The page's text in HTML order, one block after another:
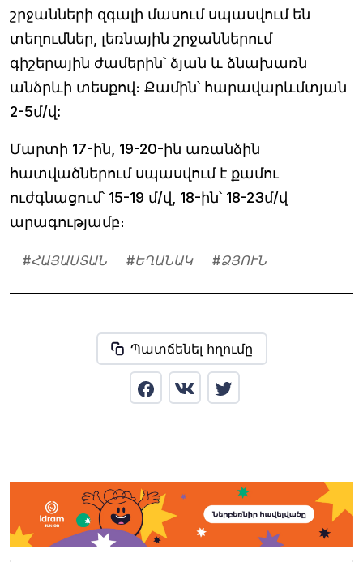
շրջանների զգալի մասում սպասվում են
տեղումներ, լեռնային շրջաններում
գիշերային ժամերին՝ ձյան և ձնախառն
անձրևի տեսքով։ Քամին՝ հարավարևմտյան
2-5մ/վ:
Մարտի 17-ին, 19-20-ին առանձին
հատվածներում սպասվում է քամու
ուժգնացում՝ 15-19 մ/վ, 18-ին՝ 18-23մ/վ
արագությամբ։
#ՀԱՅԱՍՏԱՆ #ԵՂԱՆԱԿ #ՁՅՈՒՆ
Պատճենել հղումը